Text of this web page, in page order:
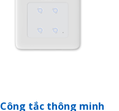
Công tắc thông minh